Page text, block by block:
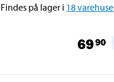
Findes på lager i 18varehuse
6990